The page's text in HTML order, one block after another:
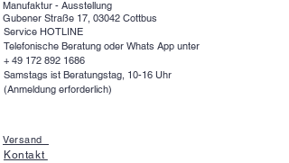
Lieferzeit für Ihren Wunschtisch 8-
10 Wochen
Manufaktur - Ausstellung
Gubener Straße 17, 03042 Cottbus
Service HOTLINE
Telefonische Beratung oder Whats App unter
+ 49 172 892 1686
Samstags ist Beratungstag, 10-16 Uhr
(Anmeldung erforderlich)
Versand
Kontakt